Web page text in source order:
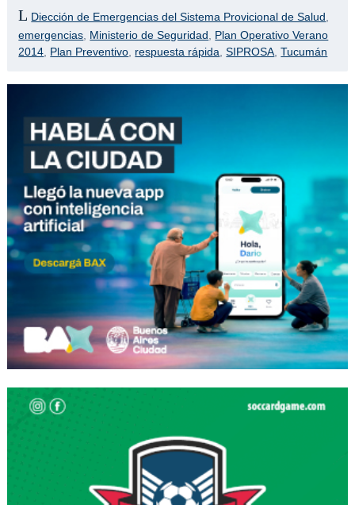
Diección de Emergencias del Sistema Provicional de Salud
emergencias Ministerio de Seguridad
Plan Operativo Verano
2014 Plan Preventivo respuesta rápida ,SIPROSA ,Tucumán